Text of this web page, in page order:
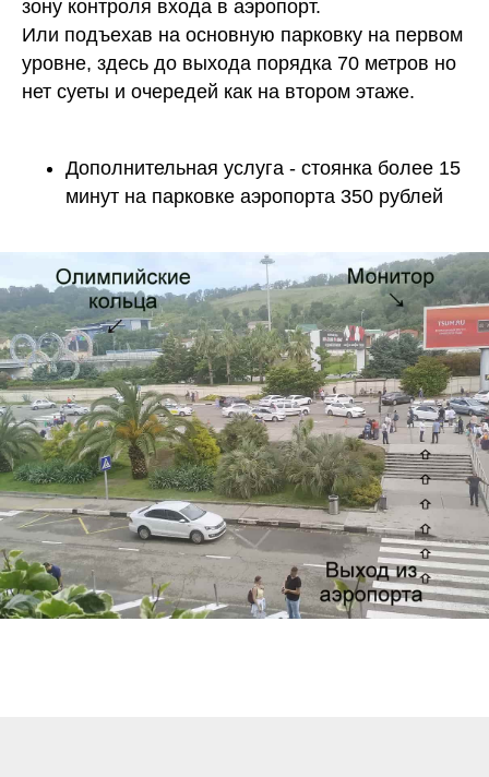
зону контроля входа в аэропорт.
Или подъехав на основную парковку на первом
уровне, здесь до выхода порядка 70 метров но
нет суеты и очередей как на втором этаже.
Дополнительная услуга - стоянка более 15
минут на парковке аэропорта 350 рублей